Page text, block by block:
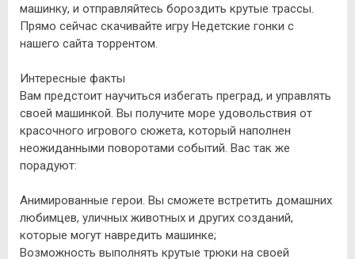
машинку, и отправляйтесь бороздить крутые трассы.
Прямо сейчас скачивайте игру Недетские гонки с
нашего сайта торрентом.
Интересные факты
Вам предстоит научиться избегать преград, и управлять
своей машинкой. Вы получите море удовольствия от
красочного игрового сюжета, который наполнен
неожиданными поворотами событий. Вас так же
порадуют:
Анимированные герои. Вы сможете встретить домашних
любимцев, уличных животных и других созданий,
которые могут навредить машинке;
Возможность выполнять крутые трюки на своей